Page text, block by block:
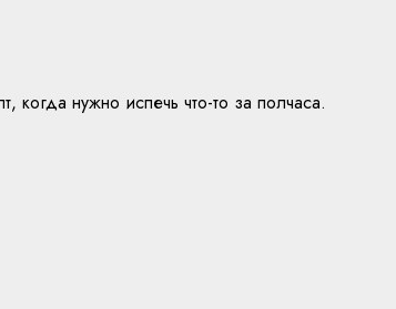
когда нужно испечь что-то за полчаса.